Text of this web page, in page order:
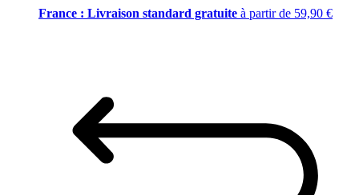
France : Livraison standard gratuite à partir de 59,90 €